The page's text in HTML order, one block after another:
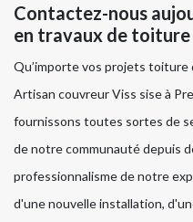
Contactez-nous
en travaux de toiture
Qu’importe vos projets
Artisan couvreur Viss sise à
fournissons toutes sortes de
de notre communauté depuis
professionnalisme de notre
d'une nouvelle installation,